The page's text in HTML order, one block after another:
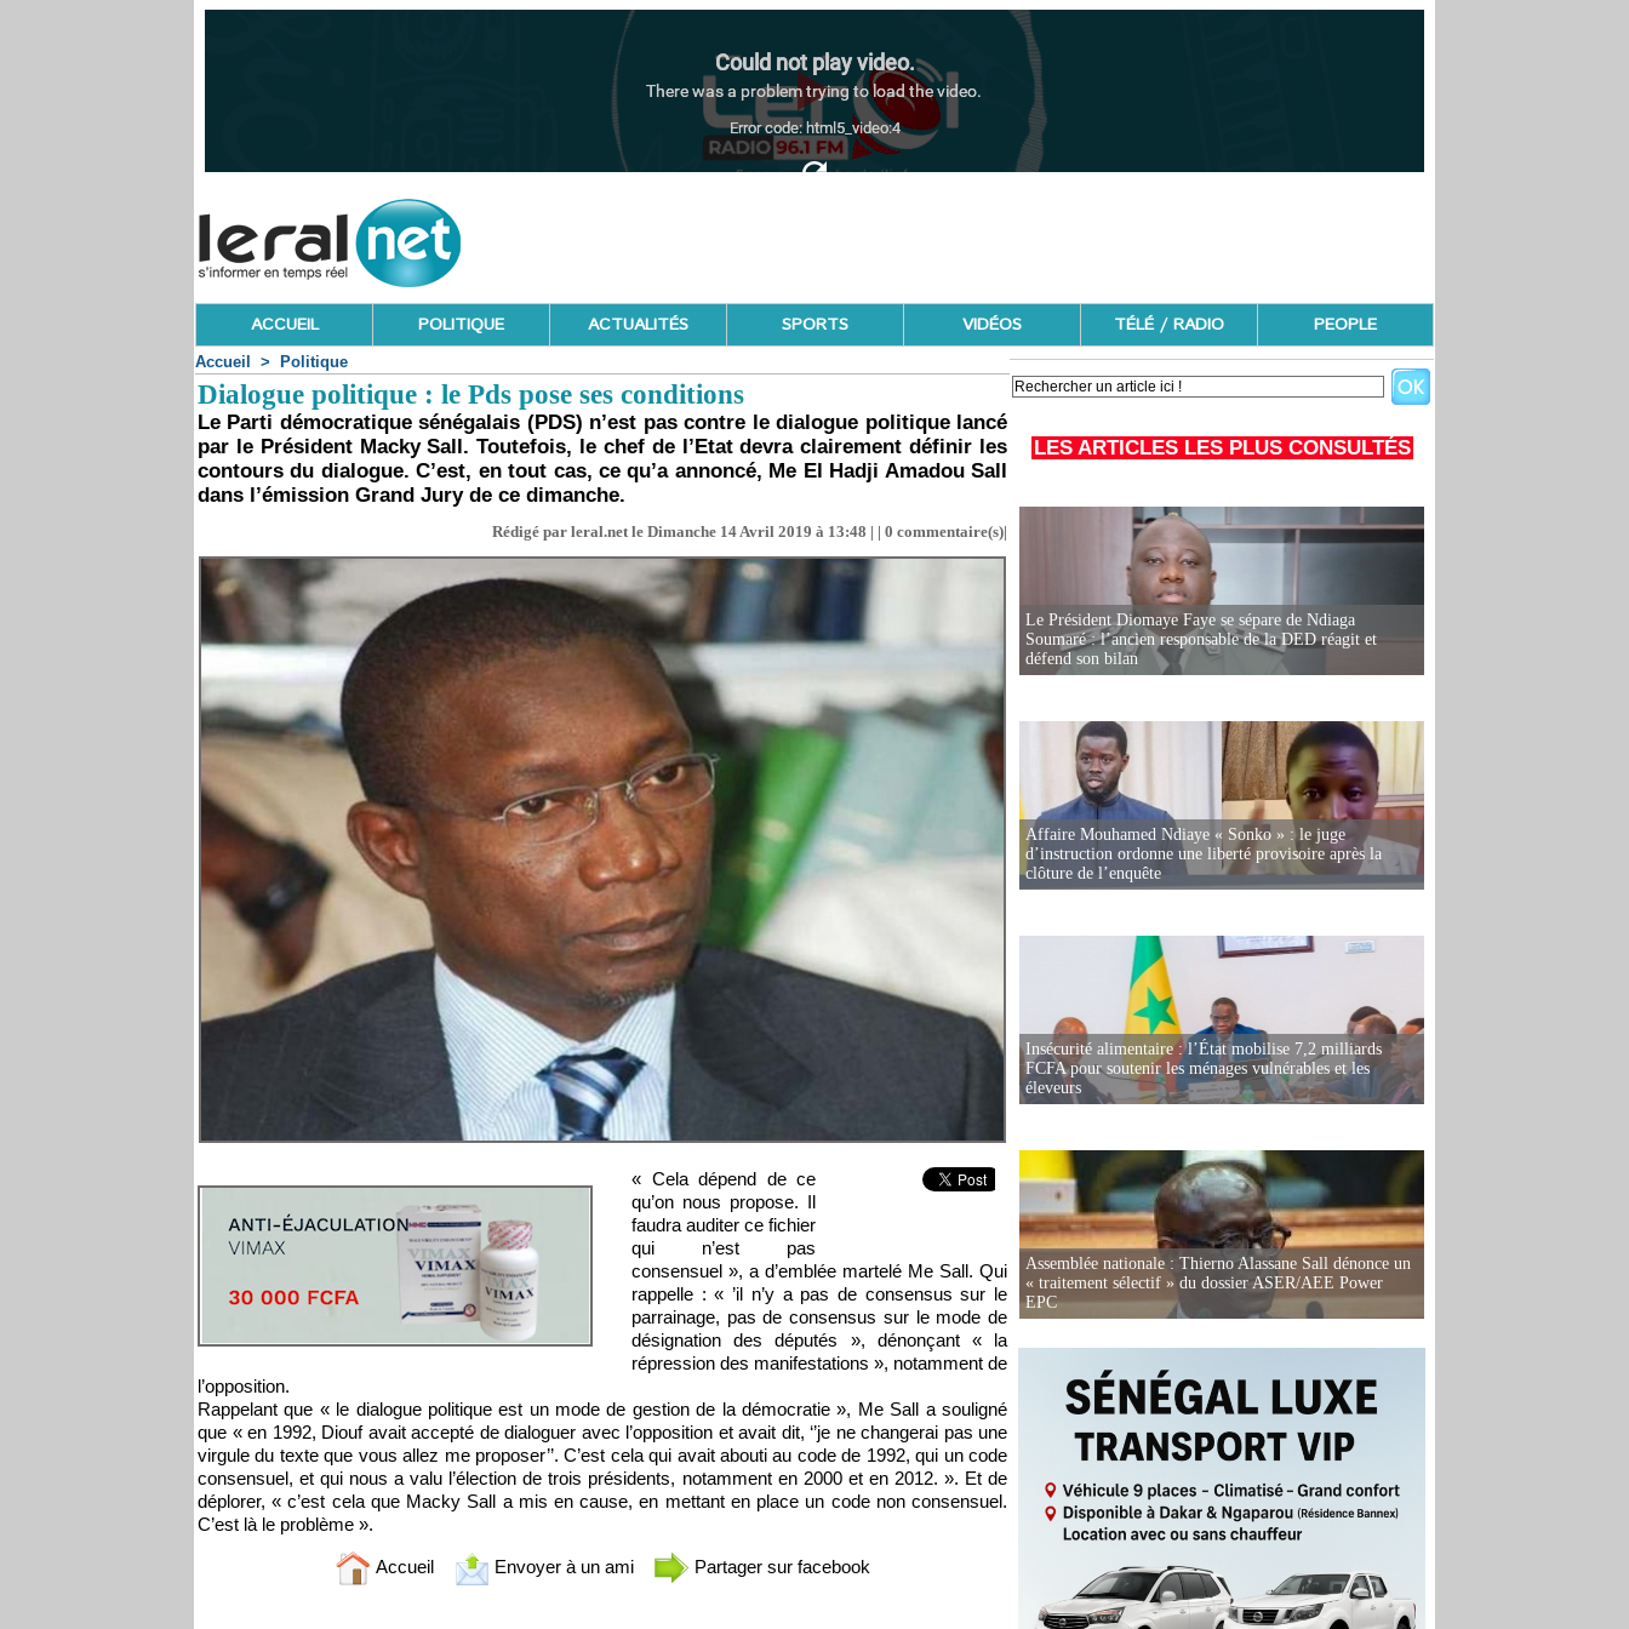
ACCUEIL POLITIQUE ACTUALITÉS SPORTS VIDÉOS TÉLÉ / RADIO PEOPLE
Accueil > Politique
Dialogue politique : le Pds pose ses conditions
Le Parti démocratique sénégalais (PDS) n’est pas contre le dialogue politique lancé
par le Président Macky Sall. Toutefois, le chef de l’Etat devra clairement définir les
contours du dialogue. C’est, en tout cas, ce qu’a annoncé, Me El Hadji Amadou Sall
dans l’émission Grand Jury de ce dimanche.
Rédigé par leral.net le Dimanche 14 Avril 2019 à 13:48 | | 0 commentaire(s)|
« Cela dépend de ce
qu’on nous propose. Il
faudra auditer ce fichier
qui n’est pas
consensuel », a d’emblée martelé Me Sall. Qui
rappelle : « ’il n’y a pas de consensus sur le
parrainage, pas de consensus sur le mode de
désignation des députés », dénonçant « la
répression des manifestations », notamment de
l’opposition.
Rappelant que « le dialogue politique est un mode de gestion de la démocratie », Me Sall a souligné
que « en 1992, Diouf avait accepté de dialoguer avec l’opposition et avait dit, ‘’je ne changerai pas une
virgule du texte que vous allez me proposer’’. C’est cela qui avait abouti au code de 1992, qui un code
consensuel, et qui nous a valu l’élection de trois présidents, notamment en 2000 et en 2012. ». Et de
déplorer, « c’est cela que Macky Sall a mis en cause, en mettant en place un code non consensuel.
C’est là le problème ».
Accueil Envoyer à un ami Partager sur facebook
LES ARTICLES LES PLUS CONSULTÉS
Le Président Diomaye Faye se sépare de Ndiaga
Soumaré : l’ancien responsable de la DED réagit et
défend son bilan
Affaire Mouhamed Ndiaye « Sonko » : le juge
d’instruction ordonne une liberté provisoire après la
clôture de l’enquête
Insécurité alimentaire : l’État mobilise 7,2 milliards
FCFA pour soutenir les ménages vulnérables et les
éleveurs
Assemblée nationale : Thierno Alassane Sall dénonce un
« traitement sélectif » du dossier ASER/AEE Power
EPC